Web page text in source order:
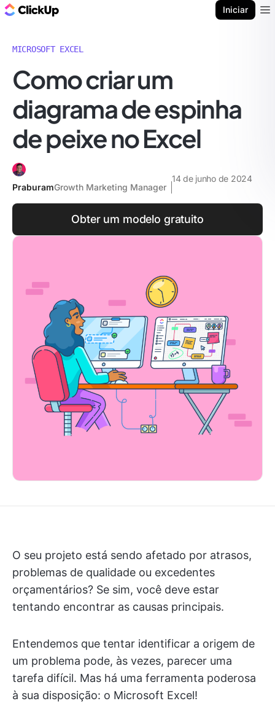
Iniciar
MICROSOFT EXCEL
Como criar um
diagrama de espinha
de peixe no Excel
PraburamGrowth Marketing Manager
14 de junho de 2024
Obter um modelo gratuito
O seu projeto está sendo afetado por atrasos,
problemas de qualidade ou excedentes
orçamentários? Se sim, você deve estar
tentando encontrar as causas principais.
Entendemos que tentar identificar a origem de
um problema pode, às vezes, parecer uma
tarefa difícil. Mas há uma ferramenta poderosa
à sua disposição: o Microsoft Excel!